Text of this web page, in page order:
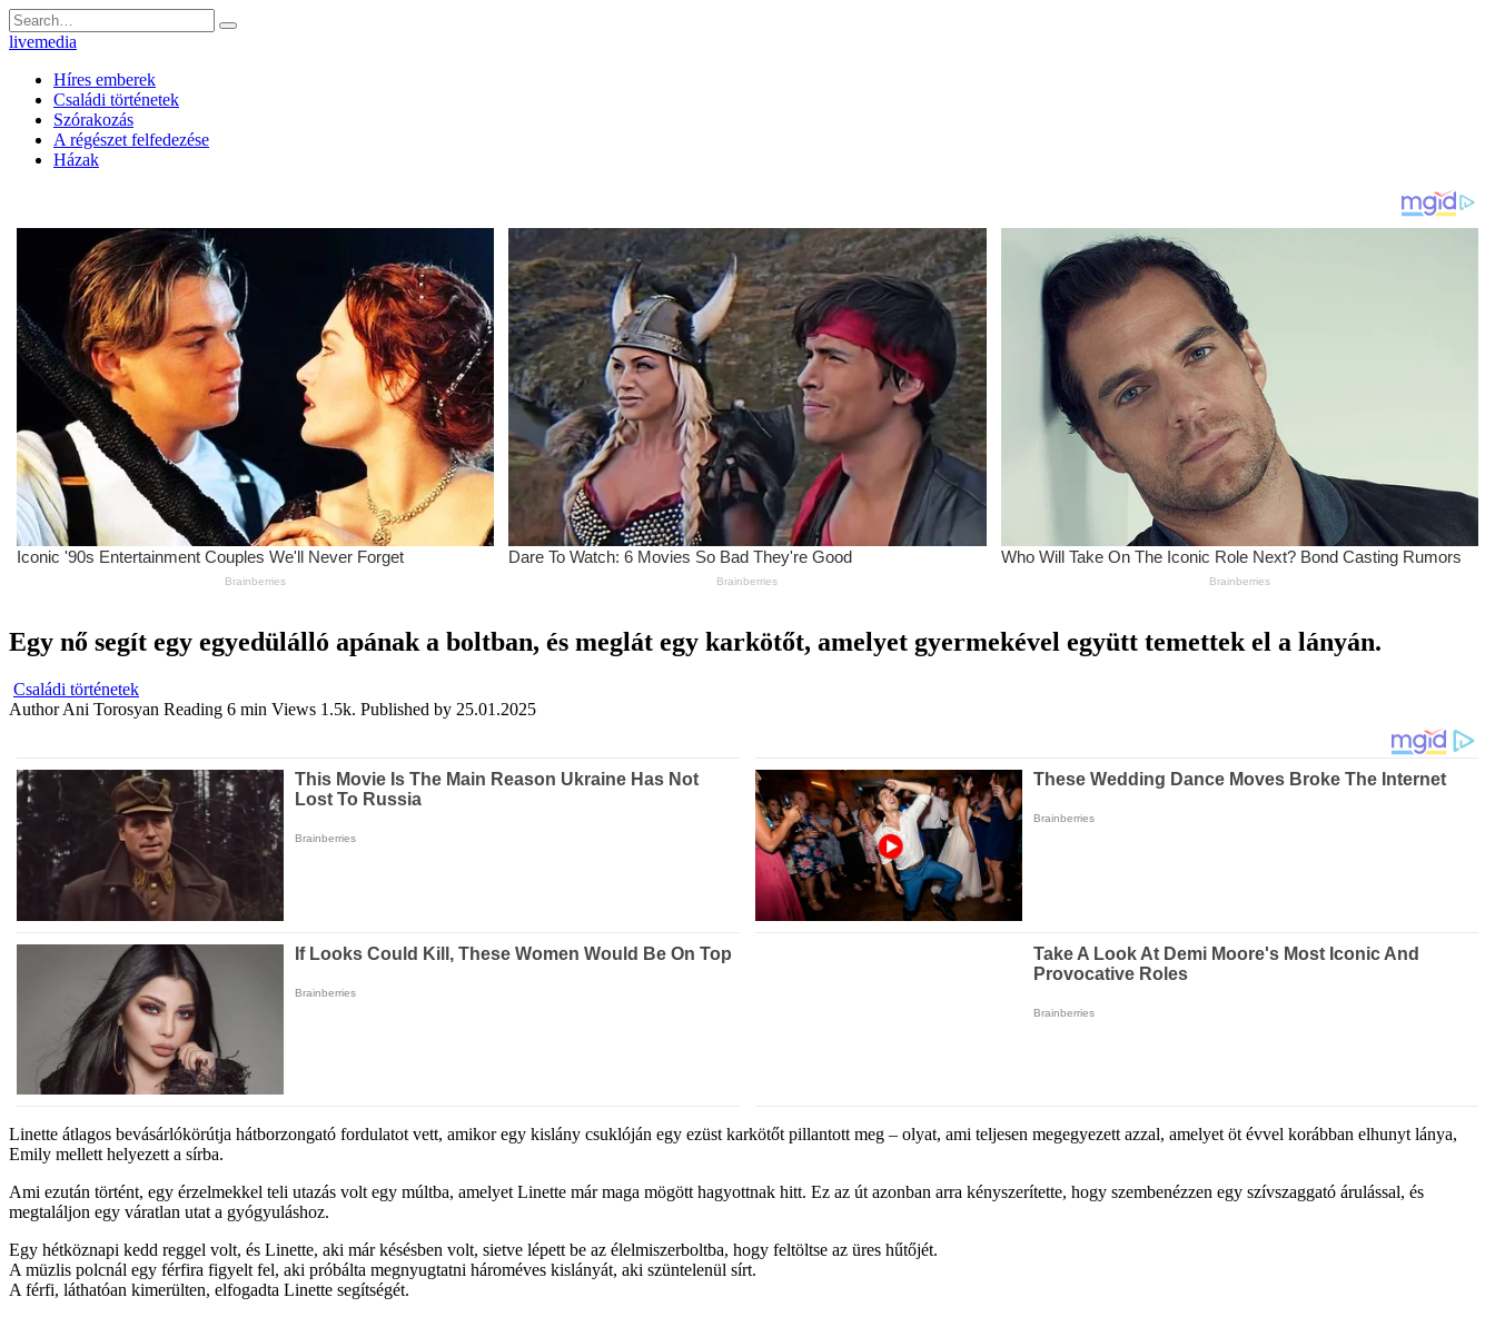
Skip
to
Search
for:
livemedia
Híres emberek
Családi történetek
Szórakozás
A régészet felfedezése
Házak
Egy nő segít egy egyedülálló apának a boltban, és meglát egy karkötőt, amelyet gyermekével együtt temettek el a lányán.
Családi történetek
Author Ani Torosyan Reading 6 min Views 1.5k. Published by 25.01.2025
Linette átlagos bevásárlókörútja hátborzongató fordulatot vett, amikor egy kislány csuklóján egy ezüst karkötőt pillantott meg – olyat, ami teljesen megegyezett azzal, amelyet öt évvel korábban elhunyt lánya,
Emily mellett helyezett a sírba.
Ami ezután történt, egy érzelmekkel teli utazás volt egy múltba, amelyet Linette már maga mögött hagyottnak hitt. Ez az út azonban arra kényszerítette, hogy szembenézzen egy szívszaggató árulással, és
megtaláljon egy váratlan utat a gyógyuláshoz.
Egy hétköznapi kedd reggel volt, és Linette, aki már késésben volt, sietve lépett be az élelmiszerboltba, hogy feltöltse az üres hűtőjét.
A müzlis polcnál egy férfira figyelt fel, aki próbálta megnyugtatni hároméves kislányát, aki szüntelenül sírt.
A férfi, láthatóan kimerülten, elfogadta Linette segítségét.